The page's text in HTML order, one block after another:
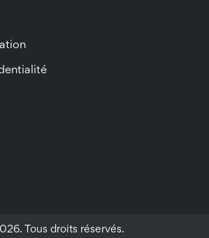
Tous droits réservés.